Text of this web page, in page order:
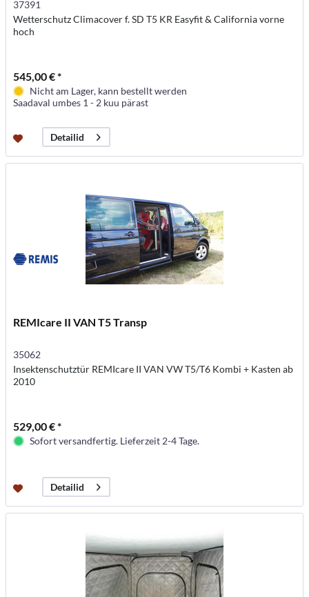
37391
Wetterschutz Climacover f. SD T5 KR Easyfit & California vorne
hoch
545,00 € *
Nicht am Lager, kann bestellt werden
Saadaval umbes 1 - 2 kuu pärast
Detailid
REMIcare II VAN T5 Transp
35062
Insektenschutztür REMIcare II VAN VW T5/T6 Kombi + Kasten ab
2010
529,00 € *
Sofort versandfertig. Lieferzeit 2-4 Tage.
Detailid